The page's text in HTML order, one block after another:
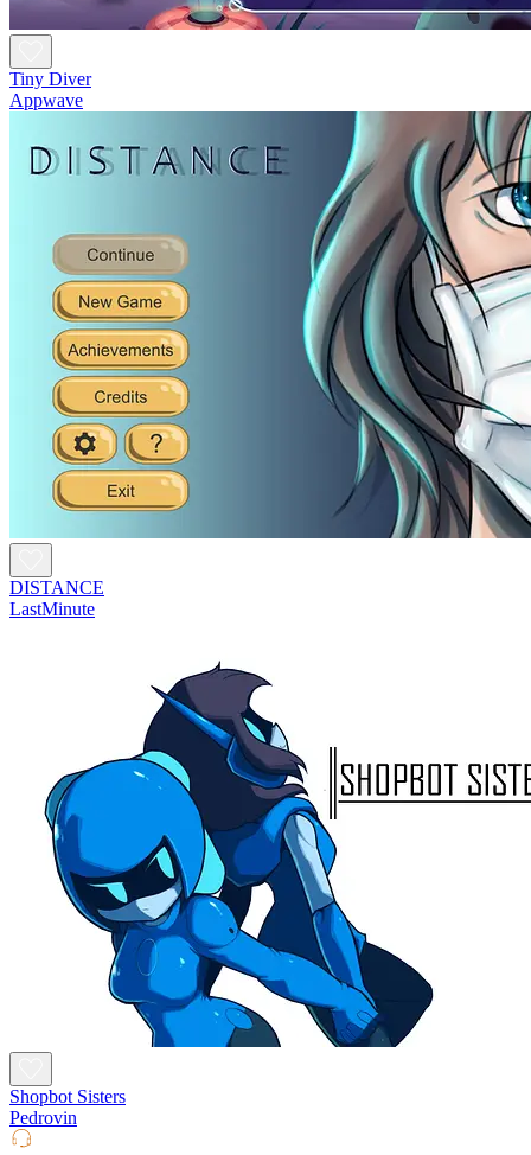
Tiny Diver
Appwave
DISTANCE
LastMinute
Shopbot Sisters
Pedrovin